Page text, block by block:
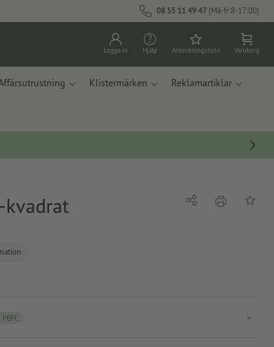
08 55 11 49 47 (Må-fr 8-17:00)
Logga in Hjälp Anteckningslista Varukorg
Klistermärken Reklamartiklar
kvadrat Dela erbjudande
På
PEFC